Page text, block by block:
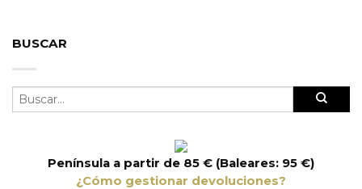
BUSCAR
Península a partir de 85 € (Baleares: 95 €)
¿Cómo gestionar devoluciones?